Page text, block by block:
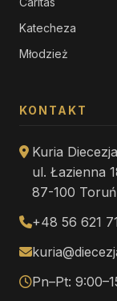
Katecheza
Młodzież
KONTAKT
Kuria
ul. Łazienna
87-100 Toruń
+48 56 621
Pn–Pt: